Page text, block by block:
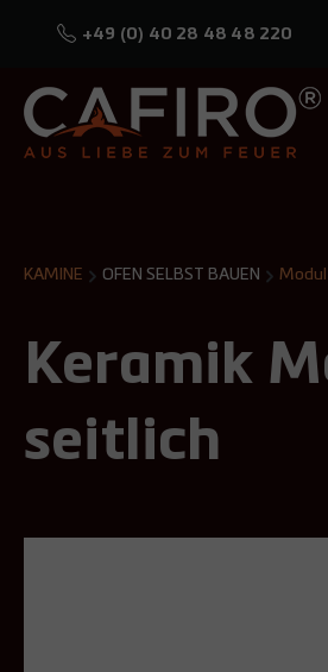
+49 (0) 40 28 48 48 220
KAMINE OFEN SELBST BAUEN Modul
Keramik
seitlich